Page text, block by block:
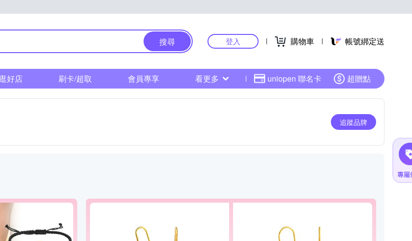
搜尋 登入 購物車 帳號綁定送
好店 刷卡/超取 會員專享 看更多 uniopen 聯名卡 超贈點
追蹤品牌